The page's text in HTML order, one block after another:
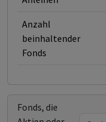
Anzahl
beinhaltender
Fonds
Fonds, die